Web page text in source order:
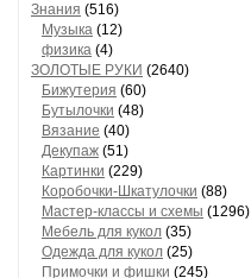
Знания (516)
Музыкa (12)
физика (4)
ЗОЛОТЫЕ РУКИ (2640)
Бижутерия (60)
Бутылочки (48)
Вязaние (40)
Декупaж (51)
Кaртинки (229)
Коробочки-Шкатулочки (88)
Мастер-классы и схемы (1296)
Мебель для кукол (35)
Одеждa для кукол (25)
Примочки и фишки (245)